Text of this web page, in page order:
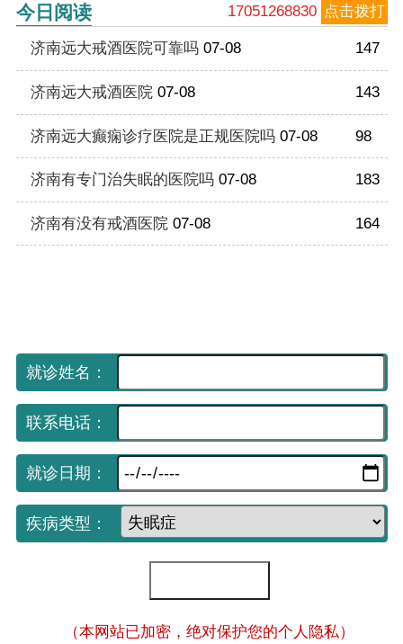
17051268830 点击拨打
今日阅读
147
济南远大戒酒医院可靠吗 07-08
143
济南远大戒酒医院 07-08
98
济南远大癫痫诊疗医院是正规医院吗 07-08
183
济南有专门治失眠的医院吗 07-08
164
济南有没有戒酒医院 07-08
就诊姓名：
联系电话：
就诊日期：
疾病类型：
（本网站已加密，绝对保护您的个人隐私）